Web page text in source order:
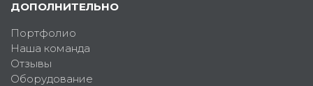
ДОПОЛНИТЕЛЬНО
Портфолио
Наша команда
Отзывы
Оборудование